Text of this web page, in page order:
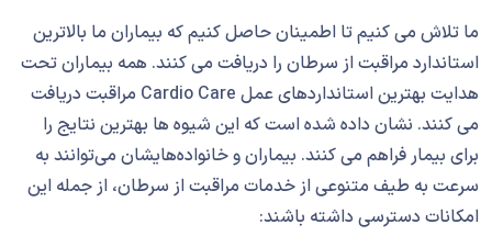
ما تلاش می کنیم تا اطمینان حاصل کنیم که بیماران ما بالاترین
استاندارد مراقبت از سرطان را دریافت می کنند. همه بیماران تحت
هدایت بهترین استانداردهای عمل Cardio Care مراقبت دریافت
می کنند. نشان داده شده است که این شیوه ها بهترین نتایج را
برای بیمار فراهم می کنند. بیماران و خانواده‌هایشان می‌توانند به
سرعت به طیف متنوعی از خدمات مراقبت از سرطان، از جمله این
امکانات دسترسی داشته باشند: